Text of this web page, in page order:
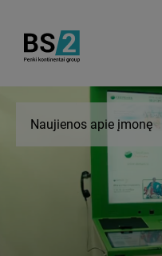
Naujienos apie įmonę